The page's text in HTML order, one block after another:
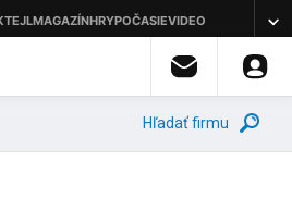
Hľadať firmu